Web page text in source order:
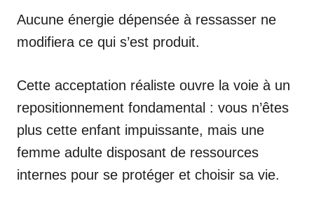
Aucune énergie dépensée à ressasser ne
modifiera ce qui s’est produit.
Cette acceptation réaliste ouvre la voie à un
repositionnement fondamental : vous n’êtes
plus cette enfant impuissante, mais une
femme adulte disposant de ressources
internes pour se protéger et choisir sa vie.